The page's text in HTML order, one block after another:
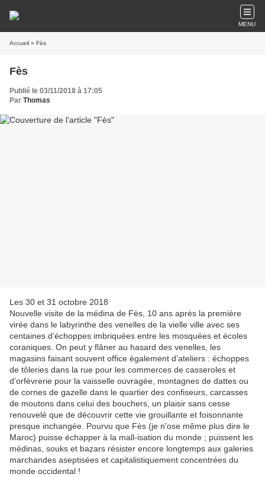
MENU
Accueil » Fès
Fès
Publié le 03/11/2018 à 17:05
Par Thomas
Les 30 et 31 octobre 2018
Nouvelle visite de la médina de Fès, 10 ans après la première
virée dans le labyrinthe des venelles de la vielle ville avec ses
centaines d’échoppes imbriquées entre les mosquées et écoles
coraniques. On peut y flâner au hasard des venelles, les
magasins faisant souvent office également d’ateliers : échoppes
de tôleries dans la rue pour les commerces de casseroles et
d’orfèvrerie pour la vaisselle ouvragée, montagnes de dattes ou
de cornes de gazelle dans le quartier des confiseurs, carcasses
de moutons dans celui des bouchers, un plaisir sans cesse
renouvelé que de découvrir cette vie grouillante et foisonnante
presque inchangée. Pourvu que Fès (je n’ose même plus dire le
Maroc) puisse échapper à la mall-isation du monde ; puissent les
médinas, souks et bazars résister encore longtemps aux galeries
marchandes aseptisées et capitalistiquement concentrées du
monde occidental !